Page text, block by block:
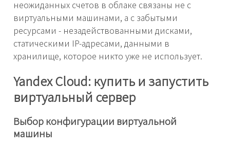
неожиданных счетов в облаке связаны не с
виртуальными машинами, а с забытыми
ресурсами - незадействованными дисками,
статическими IP-адресами, данными в
хранилище, которое никто уже не использует.
Yandex Cloud: купить и запустить
виртуальный сервер
Выбор конфигурации виртуальной
машины